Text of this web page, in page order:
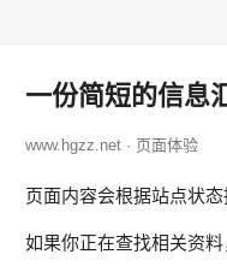
一份简短的信息
www.hgzz.net · 页面体验
页面内容会根据站点状
如果你正在查找相关资